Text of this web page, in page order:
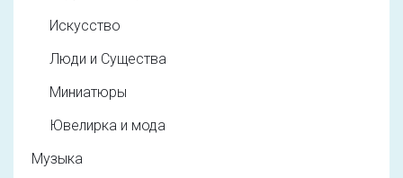
Искусство
Люди и Существа
Миниатюры
Ювелирка и мода
Музыка